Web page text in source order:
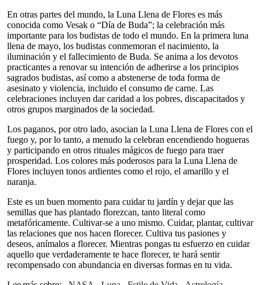
En otras partes del mundo, la Luna Llena de Flores es más
conocida como Vesak o “Día de Buda”; la celebración más
importante para los budistas de todo el mundo. En la primera luna
llena de mayo, los budistas conmemoran el nacimiento, la
iluminación y el fallecimiento de Buda. Se anima a los devotos
practicantes a renovar su intención de adherirse a los principios
sagrados budistas, así como a abstenerse de toda forma de
asesinato y violencia, incluido el consumo de carne. Las
celebraciones incluyen dar caridad a los pobres, discapacitados y
otros grupos marginados de la sociedad.
Los paganos, por otro lado, asocian la Luna Llena de Flores con el
fuego y, por lo tanto, a menudo la celebran encendiendo hogueras
y participando en otros rituales mágicos de fuego para traer
prosperidad. Los colores más poderosos para la Luna Llena de
Flores incluyen tonos ardientes como el rojo, el amarillo y el
naranja.
Este es un buen momento para cuidar tu jardín y dejar que las
semillas que has plantado florezcan, tanto literal como
metafóricamente. Cultivar-se a uno mismo. Cuidar, plantar, cultivar
las relaciones que nos hacen florecer. Cultiva tus pasiones y
deseos, anímalos a florecer. Mientras pongas tu esfuerzo en cuidar
aquello que verdaderamente te hace florecer, te hará sentir
recompensado con abundancia en diversas formas en tu vida.